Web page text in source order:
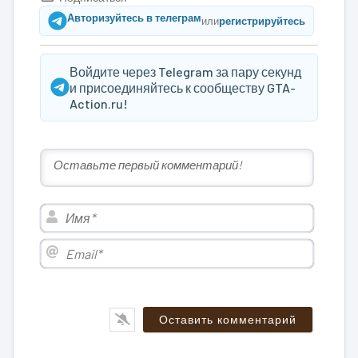
Авторизуйтесь в телеграмилирегистрируйтесь
Войдите через Telegram за пару секунд
и присоединяйтесь к сообществу GTA-
Action.ru!
Имя*
Email*